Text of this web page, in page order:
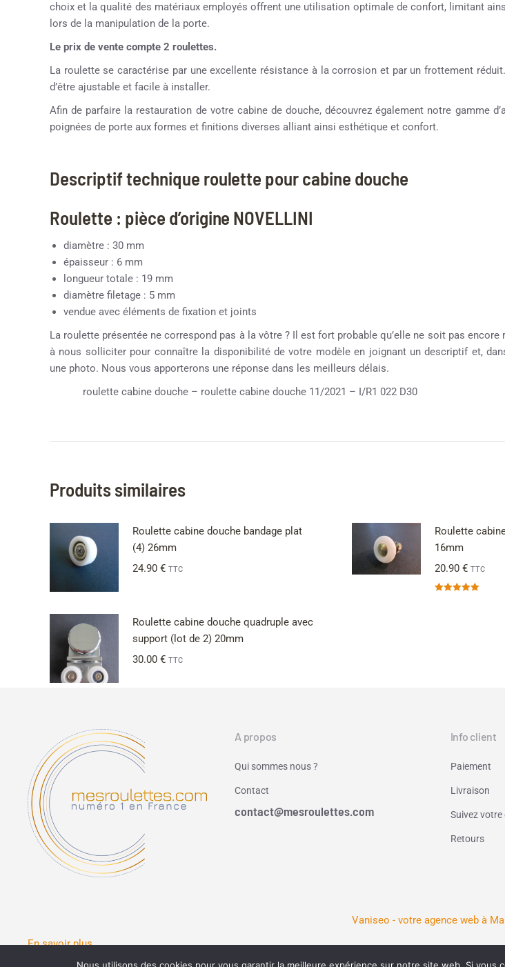
choix et la qualité des matériaux employés offrent une utilisation optimale de confort, limitant
lors de la manipulation de la porte.
Le prix de vente compte 2 roulettes.
La roulette se caractérise par une excellente résistance à la corrosion et par un frottement
d’être ajustable et facile à installer.
Afin de parfaire la restauration de votre cabine de douche, découvrez également notre gamme
poignées de porte aux formes et finitions diverses alliant ainsi esthétique et confort.
Descriptif technique roulette pour cabine douche
Roulette : pièce d’origine NOVELLINI
diamètre : 30 mm
épaisseur : 6 mm
longueur totale : 19 mm
diamètre filetage : 5 mm
vendue avec éléments de fixation et joints
La roulette présentée ne correspond pas à la vôtre ? Il est fort probable qu’elle ne soit pas encore
à nous solliciter pour connaître la disponibilité de votre modèle en joignant un descriptif et,
une photo. Nous vous apporterons une réponse dans les meilleurs délais.
roulette cabine douche – roulette cabine douche 11/2021 – I/R1 022 D30
Produits similaires
Roulette cabine douche bandage plat
(4) 26mm
24.90 € TTC
Roulette
16mm
20.90 € TTC
Roulette cabine douche quadruple avec
support (lot de 2) 20mm
30.00 € TTC
A propos
Qui sommes nous ?
Contact
contact@mesroulettes.com
Info client
Paiement
Livraison
Suivez
Retours
Vaniseo - votre agence web à
En savoir plus